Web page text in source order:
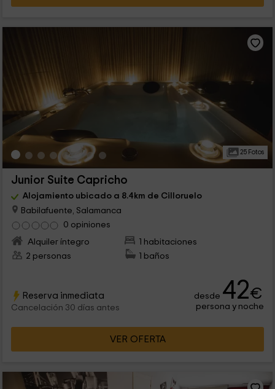
25 Fotos
Junior Suite Capricho
Alojamiento ubicado a 8.4km de Cilloruelo
Babilafuente, Salamanca
0 opiniones
Alquiler íntegro
1 habitaciones
2 personas
1 baños
Reserva inmediata
Cancelación 30 días antes
desde 42€
persona y noche
VER OFERTA